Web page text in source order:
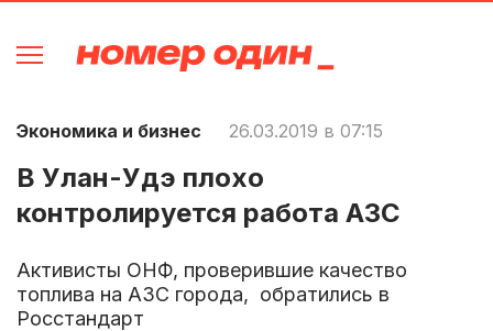
Экономика и бизнес 26.03.2019 в 07:15
В Улан-Удэ плохо
контролируется работа АЗС
Активисты ОНФ, проверившие качество
топлива на АЗС города, обратились в
Росстандарт